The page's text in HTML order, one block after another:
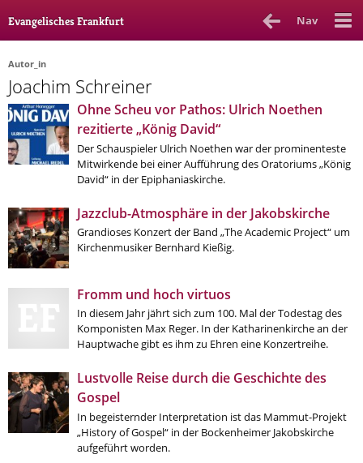
Evangelisches Frankfurt Nav
Rubrik Ausgabe Autor_in
Bücher & Filme
Ethik
Kultur
Lebenslagen
Meinungen
Menschen
Stadtkirche
Aktuelle Printausgabe
Oktober 2017
Download
Autor_in
Joachim Schreiner
Ohne Scheu vor Pathos: Ulrich Noethen
rezitierte „König David“
Der Schauspieler Ulrich Noethen war der prominenteste
Mitwirkende bei einer Aufführung des Oratoriums „König
David“ in der Epiphaniaskirche.
Jazzclub-Atmosphäre in der Jakobskirche
Grandioses Konzert der Band „The Academic Project“ um
Kirchenmusiker Bernhard Kießig.
Fromm und hoch virtuos
In diesem Jahr jährt sich zum 100. Mal der Todestag des
Komponisten Max Reger. In der Katharinenkirche an der
Hauptwache gibt es ihm zu Ehren eine Konzertreihe.
Lustvolle Reise durch die Geschichte des
Gospel
In begeisternder Interpretation ist das Mammut-Projekt
„History of Gospel“ in der Bockenheimer Jakobskirche
aufgeführt worden.